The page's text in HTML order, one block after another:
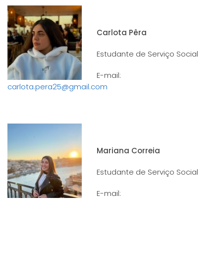
Carlota Pêra
Estudante de Serviço Social
E-mail:
carlota.pera25@gmail.com
Mariana Correia
Estudante de Serviço Social
E-mail: